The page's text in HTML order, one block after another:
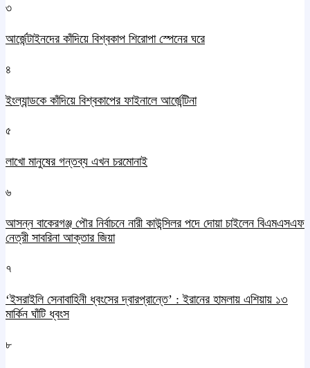
৩
আর্জেন্টাইনদের কাঁদিয়ে বিশ্বকাপ শিরোপা স্পেনের ঘরে
৪
ইংল্যান্ডকে কাঁদিয়ে বিশ্বকাপের ফাইনালে আর্জেন্টিনা
৫
লাখো মানুষের গন্তব্য এখন চরমোনাই
৬
আসন্ন বাকেরগঞ্জ পৌর নির্বাচনে নারী কাউন্সিলর পদে দোয়া চাইলেন বিএমএসএফ
নেত্রী সাবরিনা আক্তার জিয়া
৭
‘ইসরাইলি সেনাবাহিনী ধ্বংসের দ্বারপ্রান্তে’ : ইরানের হামলায় এশিয়ায় ১৩
মার্কিন ঘাঁটি ধ্বংস
৮